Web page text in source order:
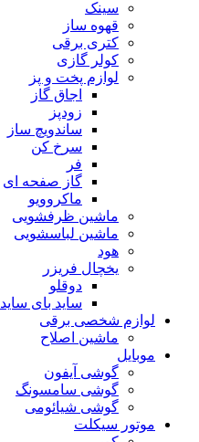
سینک
قهوه ساز
کتری برقی
کولر گازی
لوازم پخت و پز
اجاق گاز
زودپز
ساندویچ ساز
سرخ کن
فر
گاز صفحه ای
ماکروویو
ماشین ظرفشویی
ماشین لباسشویی
هود
یخچال فریزر
دوقلو
ساید بای ساید
لوازم شخصی برقی
ماشین اصلاح
موبایل
گوشی آیفون
گوشی سامسونگ
گوشی شیائومی
موتور سیکلت